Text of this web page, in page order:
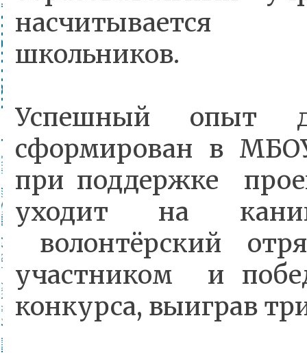
насчитывается
школьников.
Успешный опыт
сформирован в
при поддержке
уходит на
волонтёрский
участником и
конкурса, выиграв